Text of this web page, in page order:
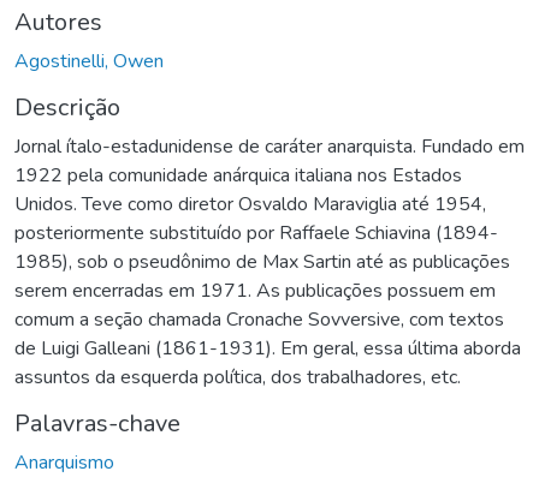
Autores
Agostinelli, Owen
Descrição
Jornal ítalo-estadunidense de caráter anarquista. Fundado em
1922 pela comunidade anárquica italiana nos Estados
Unidos. Teve como diretor Osvaldo Maraviglia até 1954,
posteriormente substituído por Raffaele Schiavina (1894-
1985), sob o pseudônimo de Max Sartin até as publicações
serem encerradas em 1971. As publicações possuem em
comum a seção chamada Cronache Sovversive, com textos
de Luigi Galleani (1861-1931). Em geral, essa última aborda
assuntos da esquerda política, dos trabalhadores, etc.
Palavras-chave
Anarquismo